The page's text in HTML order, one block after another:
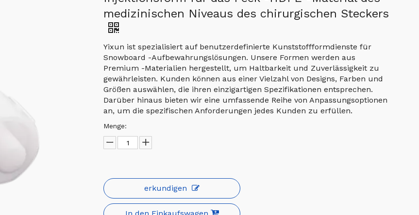
medizinischen Niveaus des chirurgischen Steckers
Yixun ist spezialisiert auf benutzerdefinierte Kunststoffformdienste für
Snowboard -Aufbewahrungslösungen. Unsere Formen werden aus
Premium -Materialien hergestellt, um Haltbarkeit und Zuverlässigkeit zu
gewährleisten. Kunden können aus einer Vielzahl von Designs, Farben und
Größen auswählen, die ihren einzigartigen Spezifikationen entsprechen.
Darüber hinaus bieten wir eine umfassende Reihe von Anpassungsoptionen
an, um die spezifischen Anforderungen jedes Kunden zu erfüllen.
Menge:
erkundigen